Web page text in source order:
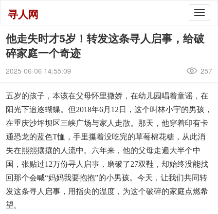
寻人网
他走失时才5岁！转发这条寻人启事，给破
碎家庭一个奇迹
2025-06-06 14:55:09 257
五岁的孩子，本该在父母怀里撒娇，在幼儿园唱着童谣，在
阳光下追逐蝴蝶。但2018年6月12日，这个叫林小宇的男孩，
在重庆沙坪坝区三峡广场与家人走散。那天，他穿着印有卡
通恐龙的蓝色T恤，手里攥着没吃完的草莓棉花糖，从此消
失在熙熙攘攘的人流中。六年来，他的父母走遍大半个中
国，张贴过12万份寻人启事，磨破了27双鞋，却始终没能找
回那个会喊“妈妈我要抱抱”的小男孩。今天，让我们共同转
发这条寻人启事，用指尖的温度，为这个破碎的家庭点燃希
望。